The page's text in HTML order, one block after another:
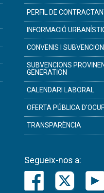
PERFIL DE
INFORMACIÓ
CONVENIS I
SUBVENCIONS
GENERATION
CALENDARI LABORAL
OFERTA PÚBLICA
TRANSPARÈNCIA
Segueix-nos a: